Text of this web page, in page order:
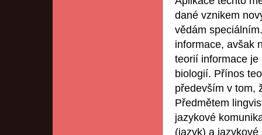
dané vznikem
vědám
informace, avšak
teorií informace je
biologií. Přínos
především v tom,
Předmětem
jazykové
(jazyk) a